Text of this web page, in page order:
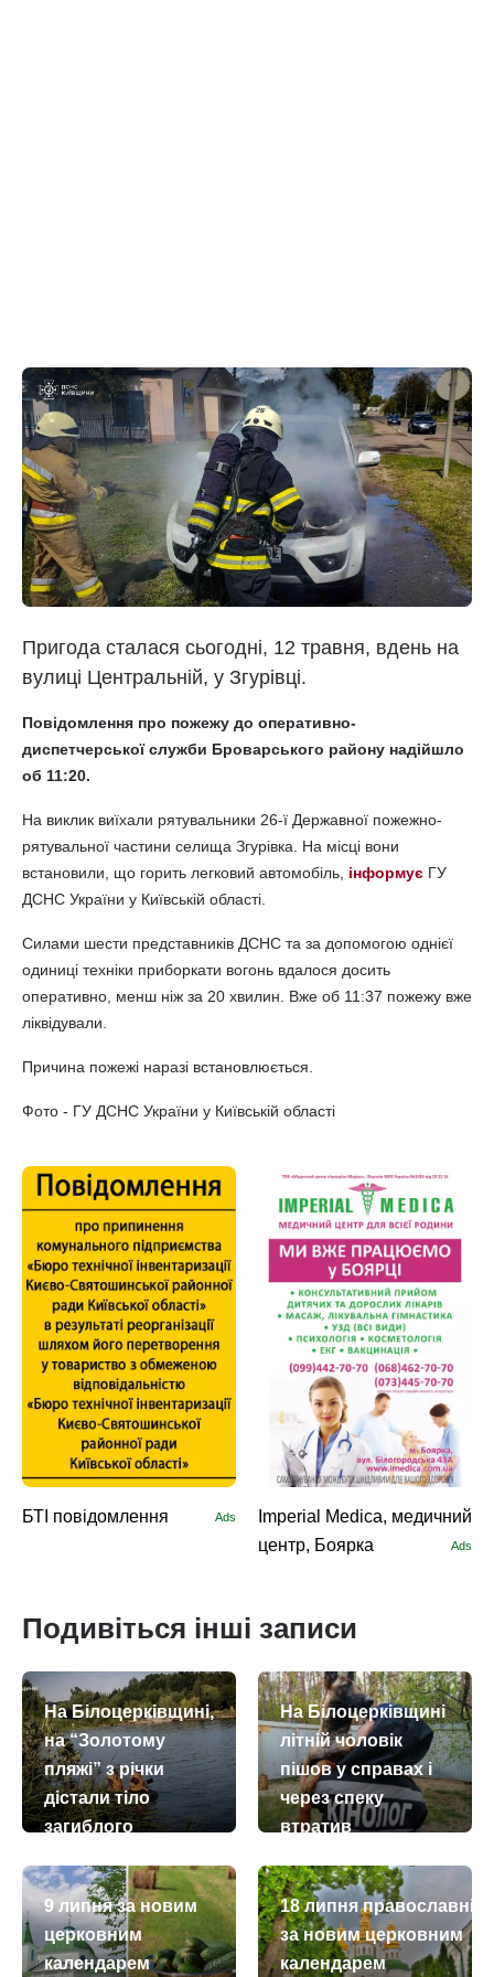
Пригода сталася сьогодні, 12 травня, вдень на
вулиці Центральній, у Згурівці.
Повідомлення про пожежу до оперативно-
диспетчерської служби Броварського району надійшло
об 11:20.
На виклик виїхали рятувальники 26-ї Державної пожежно-
рятувальної частини селища Згурівка. На місці вони
встановили, що горить легковий автомобіль, інформує ГУ
ДСНС України у Київській області.
Силами шести представників ДСНС та за допомогою однієї
одиниці техніки приборкати вогонь вдалося досить
оперативно, менш ніж за 20 хвилин. Вже об 11:37 пожежу вже
ліквідували.
Причина пожежі наразі встановлюється.
Фото - ГУ ДСНС України у Київській області
БТІ повідомлення Ads
Imperial Medica, медичний
центр, Боярка
Ads
Подивіться інші записи
На Білоцерківщині,
на “Золотому
пляжі” з річки
дістали тіло
загиблого
На Білоцерківщині
літній чоловік
пішов у справах і
через спеку
втратив
шукали зниклого
today04.07.2026 remove_red_eye
9 липня за новим
церковним
календарем
18 липня православні
за новим церковним
календарем